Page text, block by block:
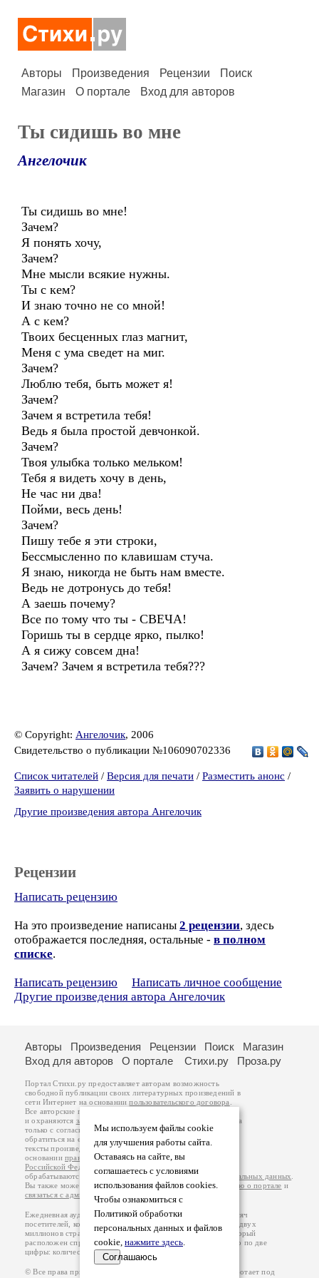
Авторы Произведения Рецензии
Поиск
Магазин
О портале Вход для авторов
Ты сидишь во мне
Ангелочик
Ты сидишь во мне!
Зачем?
Я понять хочу,
Зачем?
Мне мысли всякие нужны.
Ты с кем?
И знаю точно не со мной!
А с кем?
Твоих бесценных глаз магнит,
Меня с ума сведет на миг.
Зачем?
Люблю тебя, быть может я!
Зачем?
Зачем я встретила тебя!
Ведь я была простой девчонкой.
Зачем?
Твоя улыбка только мельком!
Тебя я видеть хочу в день,
Не час ни два!
Пойми, весь день!
Зачем?
Пишу тебе я эти строки,
Бессмысленно по клавишам стуча.
Я знаю, никогда не быть нам вместе.
Ведь не дотронусь до тебя!
А заешь почему?
Все по тому что ты - СВЕЧА!
Горишь ты в сердце ярко, пылко!
А я сижу совсем дна!
Зачем? Зачем я встретила тебя???
© Copyright: Ангелочик, 2006
Свидетельство о публикации №106090702336
Список читателей / Версия для печати / Разместить анонс /
Заявить о нарушении
Другие произведения автора Ангелочик
Рецензии
Написать рецензию
На это произведение написаны 2 рецензии, здесь
отображается последняя, остальные - в полном
списке.
Написать рецензию
Написать личное сообщение
Другие произведения автора Ангелочик
Мы используем файлы cookie
для улучшения работы сайта.
Оставаясь на сайте, вы
соглашаетесь с условиями
использования файлов cookies.
Чтобы ознакомиться с
Политикой обработки
персональных данных и файлов
cookie, нажмите здесь.
Соглашаюсь
Авторы Произведения Рецензии Поиск
Магазин
Вход для авторов
О портале Стихи.ру Проза.ру
Портал Стихи.ру предоставляет авторам возможность
свободной публикации своих литературных произведений в
сети Интернет на основаниипользовательского договора
Все авторские права на произведения принадлежат авторам
и охраняются законом
. Перепечатка произведений возможна
только с согласия его автора, к которому вы можете
обратиться на его авторской странице. Ответственность за
тексты произведений авторы несут самостоятельно на
основанииправил публикацииизаконодательства
Российской Федерации
обрабатываются на основанииПолитики обработки персональных данных
Вы также можете посмотреть более подробнуюинформацию о портале и
связаться с администрацией
Ежедневная аудитория портала Стихи.ру – порядка 200 тысяч
посетителей, которые в общей сумме просматривают более двух
миллионов страниц по данным счетчика посещаемости, который
расположен справа от этого текста. В каждой графе указано по две
цифры: количество просмотров и количество посетителей.
© Все права принадлежат авторам, 2000-2026. Портал работает под